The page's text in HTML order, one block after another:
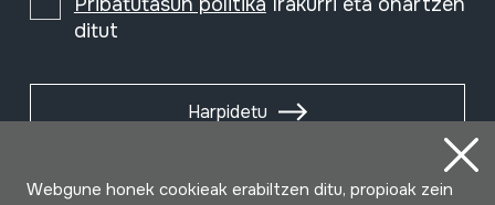
ditut
Harpidetu
Webgune honek cookieak erabiltzen ditu, propioak zein